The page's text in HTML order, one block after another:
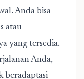
Anda bisa
atau
yang tersedia.
Anda,
beradaptasi